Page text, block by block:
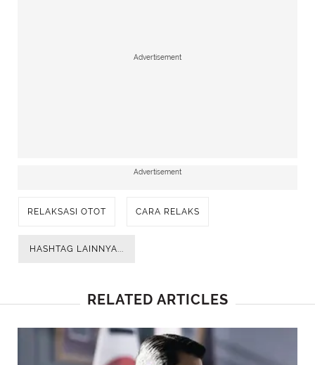
Advertisement
Advertisement
RELAKSASI OTOT CARA RELAKS
HASHTAG LAINNYA...
RELATED ARTICLES